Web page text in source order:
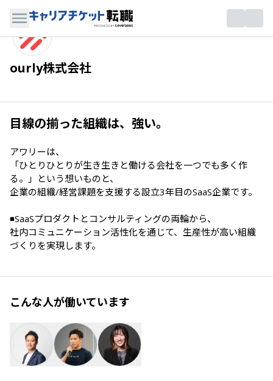
ourly株式会社
目線の揃った組織は、強い。
アワリーは、
「ひとりひとりが生き生きと働ける会社を一つでも多く作
る。」という想いものと、
企業の組織/経営課題を支援する設立3年目のSaaS企業です。
◾️SaaSプロダクトとコンサルティングの両輪から、
社内コミュニケーション活性化を通じて、生産性が高い組織
づくりを実現します。
こんな人が働いています